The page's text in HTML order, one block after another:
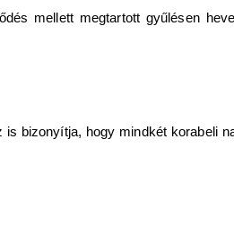
mellett megtartott gyűlésen
bizonyítja, hogy mindkét korabeli